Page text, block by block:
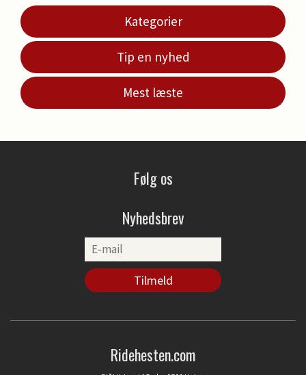
Kategorier
Tip en nyhed
Mest læste
Følg os
Nyhedsbrev
Ridehesten.com